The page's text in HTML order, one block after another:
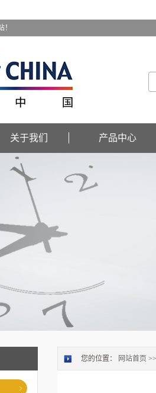
关于我们 产品中心
您的位置： 网站首页